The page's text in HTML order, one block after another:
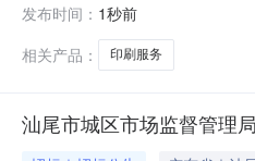
茂名市双山二路148
发布时间： 1秒前
相关产品：
印刷服务
汕尾市城区市场监督管理